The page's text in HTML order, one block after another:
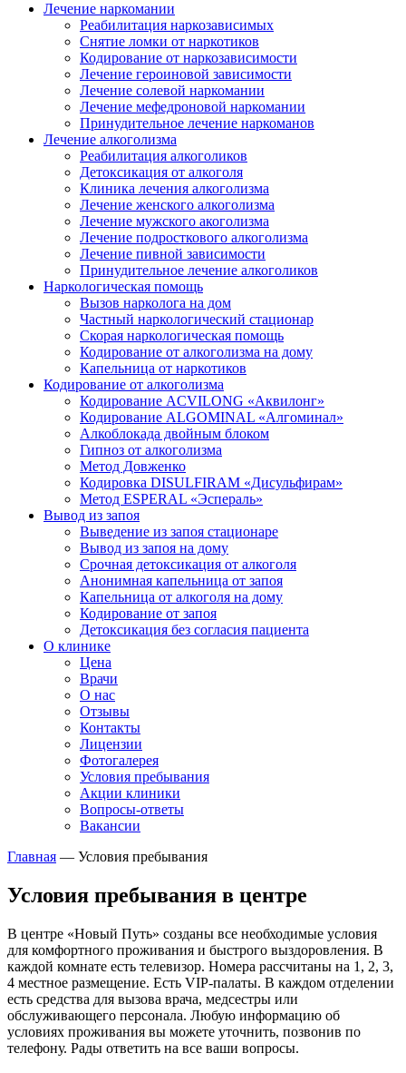
Лечение наркомании
Реабилитация наркозависимых
Снятие ломки от наркотиков
Кодирование от наркозависимости
Лечение героиновой зависимости
Лечение солевой наркомании
Лечение мефедроновой наркомании
Принудительное лечение наркоманов
Лечение алкоголизма
Реабилитация алкоголиков
Детоксикация от алкоголя
Клиника лечения алкоголизма
Лечение женского алкоголизма
Лечение мужского акоголизма
Лечение подросткового алкоголизма
Лечение пивной зависимости
Принудительное лечение алкоголиков
Наркологическая помощь
Вызов нарколога на дом
Частный наркологический стационар
Скорая наркологическая помощь
Кодирование от алкоголизма на дому
Капельница от наркотиков
Кодирование от алкоголизма
Кодирование ACVILONG «Аквилонг»
Кодирование ALGOMINAL «Алгоминал»
Алкоблокада двойным блоком
Гипноз от алкоголизма
Метод Довженко
Кодировка DISULFIRAM «Дисульфирам»
Метод ESPERAL «Эспераль»
Вывод из запоя
Выведение из запоя стационаре
Вывод из запоя на дому
Срочная детоксикация от алкоголя
Анонимная капельница от запоя
Капельница от алкоголя на дому
Кодирование от запоя
Детоксикация без согласия пациента
О клинике
Цена
Врачи
О нас
Отзывы
Контакты
Лицензии
Фотогалерея
Условия пребывания
Акции клиники
Вопросы-ответы
Вакансии
Главная — Условия пребывания
Условия пребывания в центре
В центре «Новый Путь» созданы все необходимые условия
для комфортного проживания и быстрого выздоровления. В
каждой комнате есть телевизор. Номера рассчитаны на 1, 2, 3,
4 местное размещение. Есть VIP-палаты. В каждом отделении
есть средства для вызова врача, медсестры или
обслуживающего персонала. Любую информацию об
условиях проживания вы можете уточнить, позвонив по
телефону. Рады ответить на все ваши вопросы.